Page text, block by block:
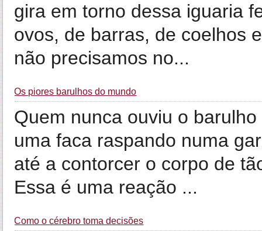
gira em torno dessa iguaria
ovos, de barras, de coelhos
não precisamos no...
Os piores barulhos do mundo
Quem nunca ouviu o
uma faca raspando numa
até a contorcer o corpo de
Essa é uma reação ...
Como o cérebro toma decisões